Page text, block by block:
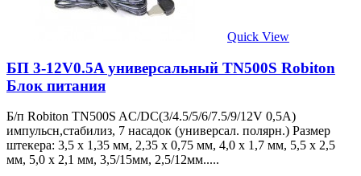
Quick View
БП 3-12V0.5A универсальный TN500S Robiton
Блок питания
Б/п Robiton TN500S AC/DC(3/4.5/5/6/7.5/9/12V 0,5A)
импульсн,стабилиз, 7 насадок (универсал. полярн.) Размер
штекера: 3,5 х 1,35 мм, 2,35 х 0,75 мм, 4,0 х 1,7 мм, 5,5 х 2,5
мм, 5,0 х 2,1 мм, 3,5/15мм, 2,5/12мм.....